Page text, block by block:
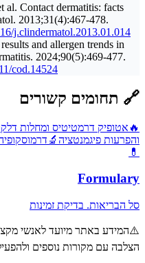
Contact dermatitis: facts
2013;31(4):467-478.
j.clindermatol.2013.01.014
and allergen trends in
2024;90(5):469-477.
cod.14524
🔗 תחומים קשורים
🔥 אטופיק דרמטיטיס ומחלות
והפרעות פיגמנטציה 🔬
💊
Formulary
סל הבריאות. בדיקת זמינות
⚠️המידע באתר מיועד לאנשי
הצלבה עם מקורות נוספים